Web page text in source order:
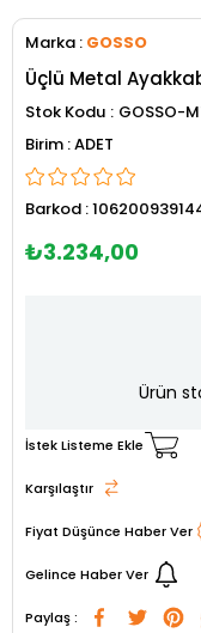
Marka : GOSSO
Üçlü Metal
Stok Kodu
GOSSO-
ADET
Barkod :
₺3.234,00
Ürün
İstek Listeme Ekle
Karşılaştır
Fiyat Düşünce Haber Ver
Gelince Haber Ver
Paylaş :